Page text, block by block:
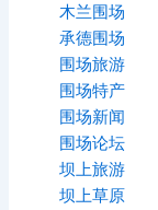
木兰围场
承德围场
围场旅游
围场特产
围场新闻
围场论坛
坝上旅游
坝上草原